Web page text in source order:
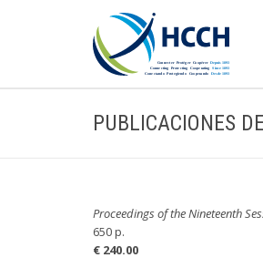
PUBLICACIONES
Proceedings of the Nineteenth
650 p.
€ 240.00